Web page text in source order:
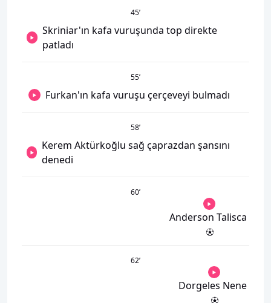
45’
Skriniar'ın kafa vuruşunda top direkte
patladı
55’
Furkan'ın kafa vuruşu çerçeveyi bulmadı
58’
Kerem Aktürkoğlu sağ çaprazdan şansını
denedi
60’
Anderson Talisca
62’
Dorgeles Nene